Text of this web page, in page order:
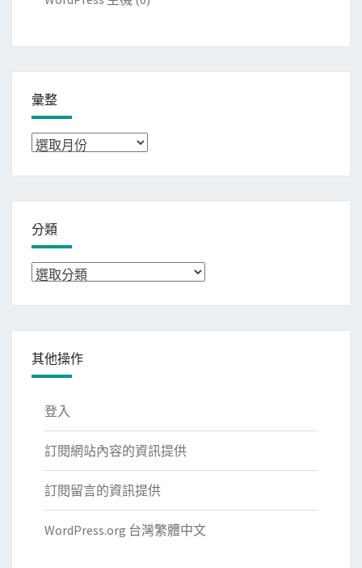
彙整
彙
分類
分
其他操作
登入
訂閱網站內容的資訊提供
訂閱留言的資訊提供
WordPress.org 台灣繁體中文